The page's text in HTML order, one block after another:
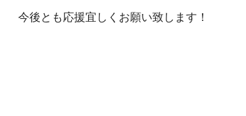
今後とも応援宜しくお願い致します！